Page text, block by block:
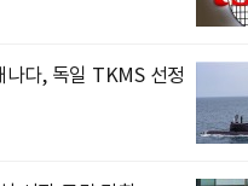
나다, 독일 TKMS 선정